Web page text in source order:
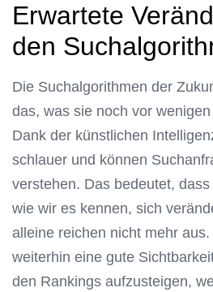
Erwartete
den
Die Suchalgorithmen der
das, was sie noch vor
Dank der künstlichen
schlauer und können
verstehen. Das bedeutet,
wie wir es kennen, sich
alleine reichen nicht mehr
weiterhin eine gute
den Rankings aufzusteigen,